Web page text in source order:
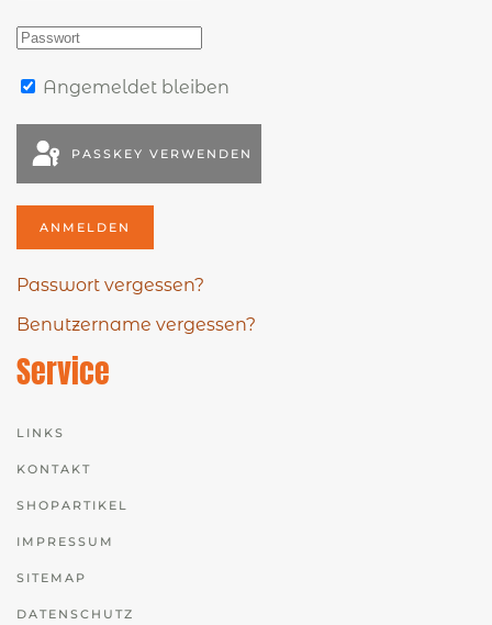
Angemeldet bleiben
PASSKEY VERWENDEN
ANMELDEN
Passwort vergessen?
Benutzername vergessen?
Service
LINKS
KONTAKT
SHOPARTIKEL
IMPRESSUM
SITEMAP
DATENSCHUTZ